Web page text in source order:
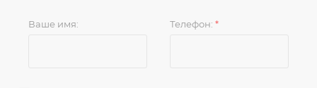
Ваше имя: Телефон: *